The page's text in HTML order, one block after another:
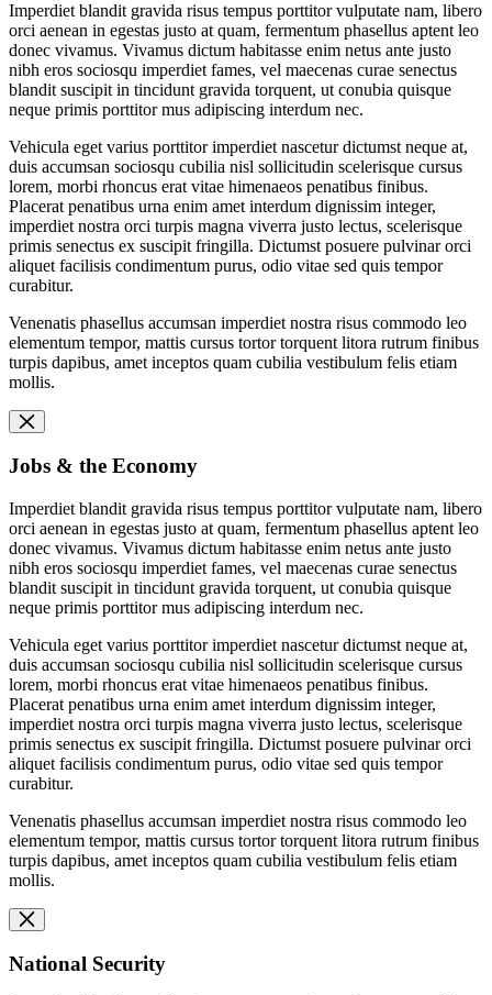
Imperdiet blandit gravida risus tempus porttitor vulputate nam, libero
orci aenean in egestas justo at quam, fermentum phasellus aptent leo
donec vivamus. Vivamus dictum habitasse enim netus ante justo
nibh eros sociosqu imperdiet fames, vel maecenas curae senectus
blandit suscipit in tincidunt gravida torquent, ut conubia quisque
neque primis porttitor mus adipiscing interdum nec.
Vehicula eget varius porttitor imperdiet nascetur dictumst neque at,
duis accumsan sociosqu cubilia nisl sollicitudin scelerisque cursus
lorem, morbi rhoncus erat vitae himenaeos penatibus finibus.
Placerat penatibus urna enim amet interdum dignissim integer,
imperdiet nostra orci turpis magna viverra justo lectus, scelerisque
primis senectus ex suscipit fringilla. Dictumst posuere pulvinar orci
aliquet facilisis condimentum purus, odio vitae sed quis tempor
curabitur.
Venenatis phasellus accumsan imperdiet nostra risus commodo leo
elementum tempor, mattis cursus tortor torquent litora rutrum finibus
turpis dapibus, amet inceptos quam cubilia vestibulum felis etiam
mollis.
Jobs & the Economy
Imperdiet blandit gravida risus tempus porttitor vulputate nam, libero
orci aenean in egestas justo at quam, fermentum phasellus aptent leo
donec vivamus. Vivamus dictum habitasse enim netus ante justo
nibh eros sociosqu imperdiet fames, vel maecenas curae senectus
blandit suscipit in tincidunt gravida torquent, ut conubia quisque
neque primis porttitor mus adipiscing interdum nec.
Vehicula eget varius porttitor imperdiet nascetur dictumst neque at,
duis accumsan sociosqu cubilia nisl sollicitudin scelerisque cursus
lorem, morbi rhoncus erat vitae himenaeos penatibus finibus.
Placerat penatibus urna enim amet interdum dignissim integer,
imperdiet nostra orci turpis magna viverra justo lectus, scelerisque
primis senectus ex suscipit fringilla. Dictumst posuere pulvinar orci
aliquet facilisis condimentum purus, odio vitae sed quis tempor
curabitur.
Venenatis phasellus accumsan imperdiet nostra risus commodo leo
elementum tempor, mattis cursus tortor torquent litora rutrum finibus
turpis dapibus, amet inceptos quam cubilia vestibulum felis etiam
mollis.
National Security